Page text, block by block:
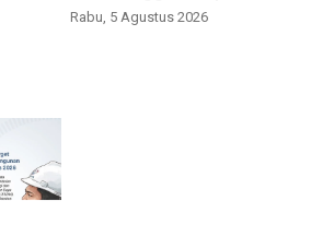
miliar
Rabu, 5 Agustus 2026